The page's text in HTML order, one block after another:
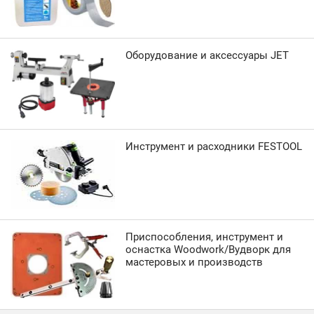
Оборудование и аксессуары JET
Инструмент и расходники FESTOOL
Приспособления, инструмент и
оснастка Woodwork/Вудворк для
мастеровых и производств